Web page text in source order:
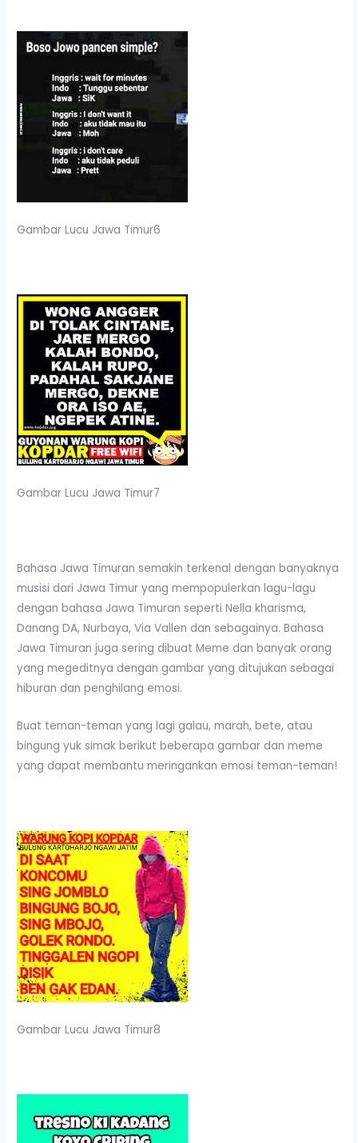
Gambar Lucu Jawa Timur6
Gambar Lucu Jawa Timur7
Bahasa Jawa Timuran semakin terkenal dengan banyaknya
musisi dari Jawa Timur yang mempopulerkan lagu-lagu
dengan bahasa Jawa Timuran seperti Nella kharisma,
Danang DA, Nurbaya, Via Vallen dan sebagainya. Bahasa
Jawa Timuran juga sering dibuat Meme dan banyak orang
yang megeditnya dengan gambar yang ditujukan sebagai
hiburan dan penghilang emosi.
Buat teman-teman yang lagi galau, marah, bete, atau
bingung yuk simak berikut beberapa gambar dan meme
yang dapat membantu meringankan emosi teman-teman!
Gambar Lucu Jawa Timur8